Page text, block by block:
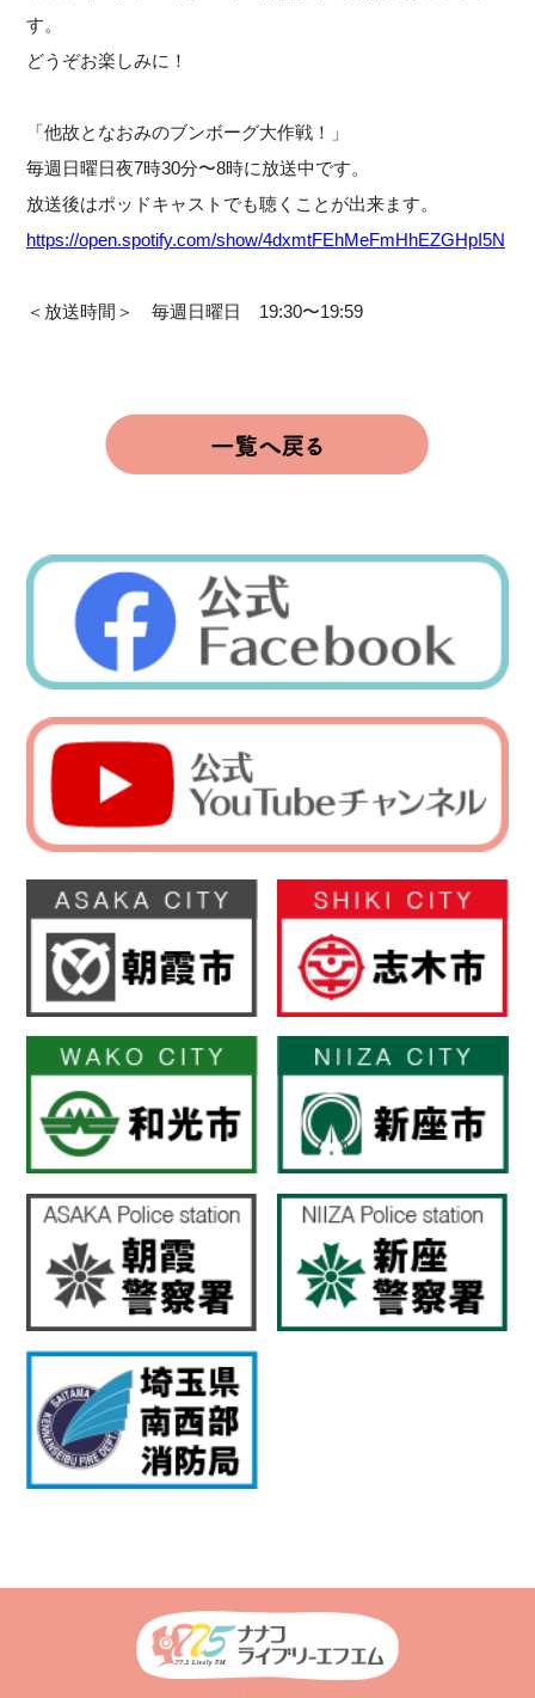
す。
どうぞお楽しみに！
「他故となおみのブンボーグ大作戦！」
毎週日曜日夜7時30分〜8時に放送中です。
放送後はポッドキャストでも聴くことが出来ます。
https://open.spotify.com/show/4dxmtFEhMeFmHhEZGHpI5N
＜放送時間＞ 毎週日曜日 19:30〜19:59